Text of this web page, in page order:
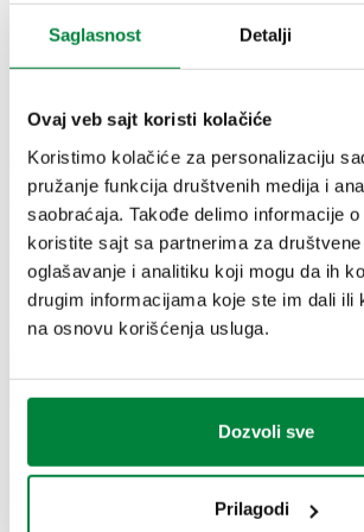
Saglasnost Detalji
Ovaj veb sajt koristi kolačiće
Koristimo kolačiće za personalizaciju
pružanje funkcija društvenih medija i
saobraćaja. Takođe delimo informacije
koristite sajt sa partnerima za društvene
oglašavanje i analitiku koji mogu da ih
drugim informacijama koje ste im dali ili
na osnovu korišćenja usluga.
Dozvoli sve
Prilagodi
Broj dela Priključak
533041H G 1/2" (ISO 228-1) ŽN
2D crteži
BIM